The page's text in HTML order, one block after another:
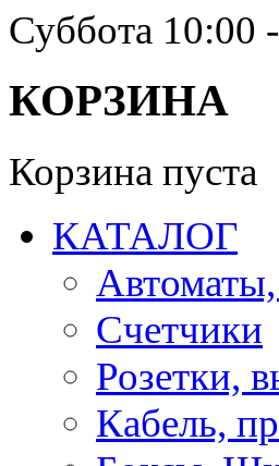
Суббота 10:00
КОРЗИНА
Корзина пуста
КАТАЛОГ
Счетчики
Розетки,
Кабель,